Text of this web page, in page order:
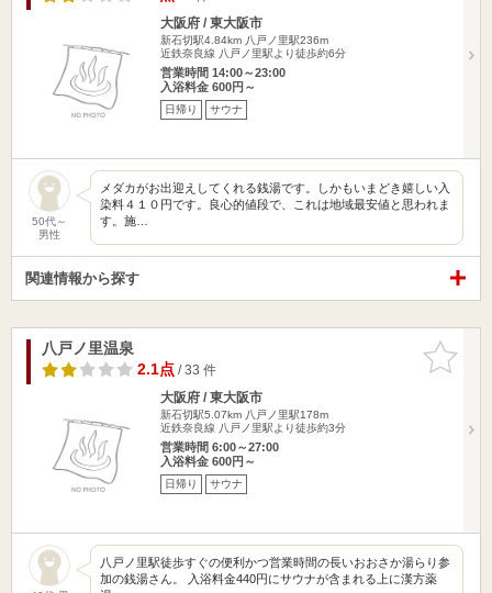
大阪府 / 東大阪市
新石切駅4.84km 八戸ノ里駅236m
近鉄奈良線 八戸ノ里駅より徒歩約6分
営業時間 14:00～23:00
入浴料金 600円～
日帰り サウナ
50代～
男性
メダカがお出迎えしてくれる銭湯です。しかもいまどき嬉しい入
染料４１０円です。良心的値段で、これは地域最安値と思われま
す。施…
関連情報から探す
お気に入
りに追加
八戸ノ里温泉
2.1点/ 33 件
大阪府 / 東大阪市
新石切駅5.07km 八戸ノ里駅178m
近鉄奈良線 八戸ノ里駅より徒歩約3分
営業時間 6:00～27:00
入浴料金 600円～
日帰り サウナ
八戸ノ里駅徒歩すぐの便利かつ営業時間の長いおおさか湯らり参
加の銭湯さん。 入浴料金440円にサウナが含まれる上に漢方薬